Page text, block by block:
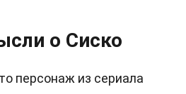
о Сиско
персонаж из сериала